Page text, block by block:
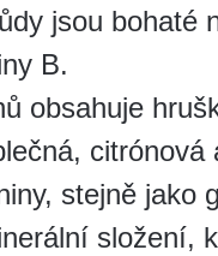
jsou bohaté
B.
obsahuje
stejně jako
složení,